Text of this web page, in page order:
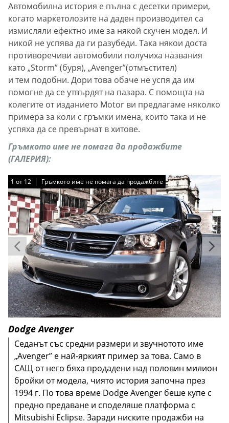
Автомобилна история е пълна с десетки примери,
когато маркетолозите на даден производител са
измисляли ефектно име за някой скучен модел. И
никой не успява да ги разубеди. Така някои доста
противоречиви автомобили получиха названия
като „Storm” (буря), „Avenger”(отмъстител)
и тем подобни. Дори това обаче не успя да им
помогне да се утвърдят на пазара. С помощта на
колегите от изданието Motor ви предлагаме няколко
примера за коли с гръмки имена, които така и не
успяха да се превърнат в хитове.
Гръмкото име не помага да продажбите
(ГАЛЕРИЯ):
1 от 12 Гръмкото име не помага да продажбите
Dodge Avenger
Седанът със средни размери и звучнотото име
„Avenger” е най-яркият пример за това. Само в
САЩ от него бяха продадени над половин милион
бройки от модела, чиято история започна през
1994 г. По това време Dodge Avenger беше купе с
предно предаване и споделяше платформа с
Mitsubishi Eclipse. Заради ниските продажби на
1 от 12 Гръмкото име не помага да продажбите
1 от 12 Гръмкото име не помага да продажбите
1 от 12 Гръмкото име не помага да продажбите
1 от 12 Гръмкото име не помага да продажбите
1 от 12 Гръмкото име не помага да продажбите
1 от 12 Гръмкото име не помага да продажбите
1 от 12 Гръмкото име не помага да продажбите
1 от 12 Гръмкото име не помага да продажбите
1 от 12 Гръмкото име не помага да продажбите
1 от 12 Гръмкото име не помага да продажбите
1 от 12 Гръмкото име не помага да продажбите